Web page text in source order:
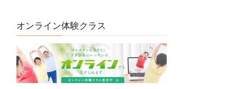
オンライン体験クラス